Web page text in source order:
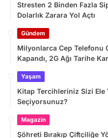
Stresten 2 Binden Fazla
Dolarlık Zarara Yol Açtı
Gündem
Milyonlarca Cep Telefonu
Kapandı, 2G Ağı Tarihe
Yaşam
Kitap Tercihleriniz Sizi Ele
Seçiyorsunuz?
Magazin
Şöhreti Bırakıp Çiftçiliğe